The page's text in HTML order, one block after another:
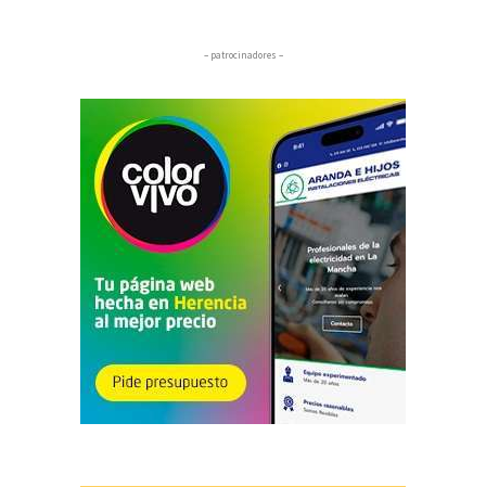
– patrocinadores –